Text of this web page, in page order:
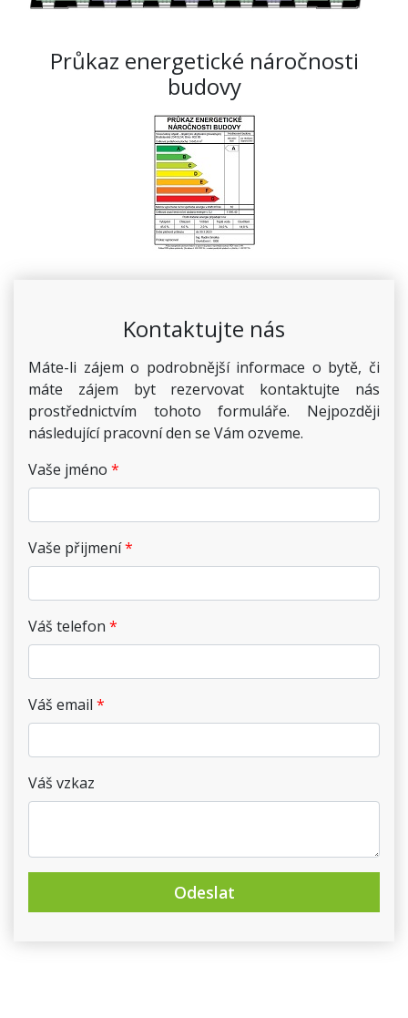
Průkaz energetické náročnosti
budovy
Kontaktujte nás
Máte-li zájem o podrobnější informace o bytě, či
máte zájem byt rezervovat kontaktujte nás
prostřednictvím tohoto formuláře. Nejpozději
následující pracovní den se Vám ozveme.
Vaše jméno
Vaše přijmení
Váš telefon
Váš email
Váš vzkaz
Odeslat